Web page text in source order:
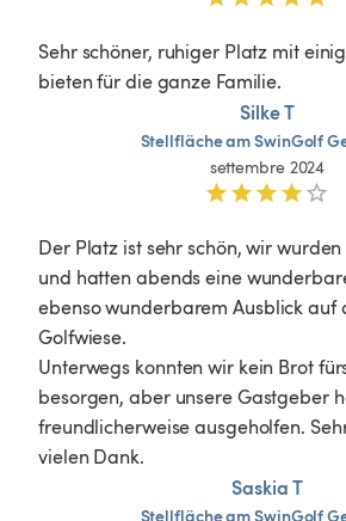
Sehr schöner, ruhiger Platz mit
bieten für die ganze Familie.
Silke T
StellflächeamSwinGolf
settembre 2024
Der Platz ist sehr schön, wir
und hatten abends eine
ebenso wunderbarem Ausblick auf
Golfwiese.
Unterwegs konnten wir kein Brot
besorgen, aber unsere Gastgeber
freundlicherweise ausgeholfen.
vielen Dank.
Saskia T
StellflächeamSwinGolf